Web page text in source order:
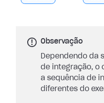
Observação
Dependendo da
de integração, o
a sequência de
diferentes do